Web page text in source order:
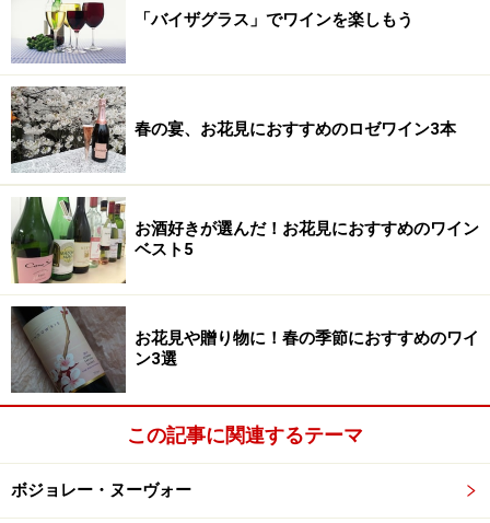
「バイザグラス」でワインを楽しもう
春の宴、お花見におすすめのロゼワイン3本
お酒好きが選んだ！お花見におすすめのワイン
ベスト5
お花見や贈り物に！春の季節におすすめのワイ
ン3選
この記事に関連するテーマ
ボジョレー・ヌーヴォー